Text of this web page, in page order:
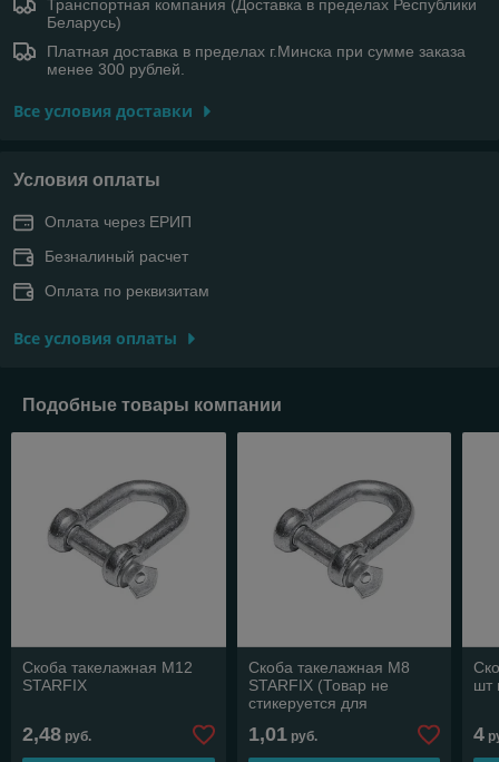
Транспортная компания (Доставка в пределах Республики
Беларусь)
Платная доставка в пределах г.Минска при сумме заказа
менее 300 рублей.
Все условия доставки
Условия оплаты
Оплата через ЕРИП
Безналиный расчет
Оплата по реквизитам
Все условия оплаты
Подобные товары компании
Скоба такелажная М12
STARFIX
2,48 руб.
Скоба такелажная М8
STARFIX (Товар не
стикеруется для
1,01руб.
шт
4